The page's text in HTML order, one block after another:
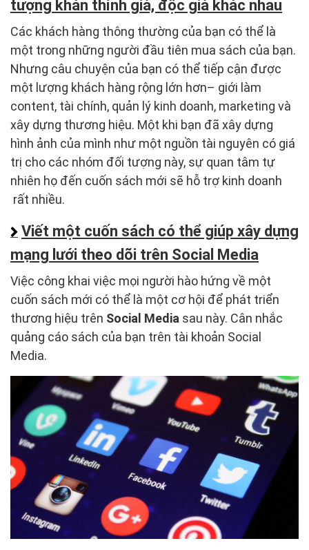
tượng khán thính giả, độc giả khác nhau
Các khách hàng thông thường của bạn có thể là
một trong những người đầu tiên mua sách của bạn.
Nhưng câu chuyện của bạn có thể tiếp cận được
một lượng khách hàng rộng lớn hơn– giới làm
content, tài chính, quản lý kinh doanh, marketing và
xây dựng thương hiệu. Một khi bạn đã xây dựng
hình ảnh của mình như một nguồn tài nguyên có giá
trị cho các nhóm đối tượng này, sự quan tâm tự
nhiên họ đến cuốn sách mới sẽ hỗ trợ kinh doanh
rất nhiều.
Viết một cuốn sách có thể giúp xây dựng
mạng lưới theo dõi trên Social Media
Việc công khai việc mọi người hào hứng về một
cuốn sách mới có thể là một cơ hội để phát triển
thương hiệu trên Social Media sau này. Cân nhắc
quảng cáo sách của bạn trên tài khoản Social
Media.